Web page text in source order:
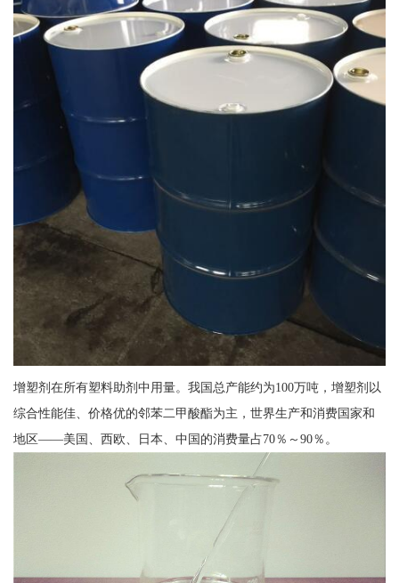
增塑剂在所有塑料助剂中用量。我国总产能约为100万吨，增塑剂以
综合性能佳、价格优的邻苯二甲酸酯为主，世界生产和消费国家和
地区——美国、西欧、日本、中国的消费量占70％～90％。